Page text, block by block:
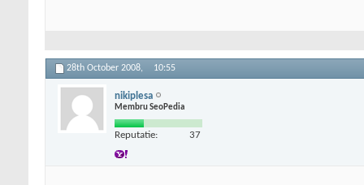
28th October 2008, 10:55
nikiplesa
Membru SeoPedia
Reputatie: 37